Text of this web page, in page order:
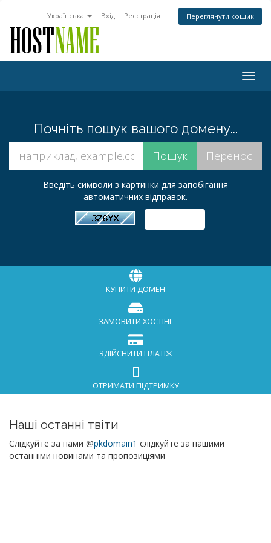
Українська Вхід Реєстрація Переглянути кошик
Почніть пошук вашого домену...
Введіть символи з картинки для запобігання
автоматичних відправок.
КУПИТИ ДОМЕН
ЗАМОВИТИ ХОСТІНГ
ЗДІЙСНИТИ ПЛАТІЖ
ОТРИМАТИ ПІДТРИМКУ
Наші останні твіти
Слідкуйте за нами @pkdomain1 слідкуйте за нашими
останніми новинами та пропозиціями